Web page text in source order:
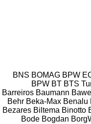
BNS BOMAG BPW
BPW BT BTS
Barreiros Baumann
Behr Beka-Max Benalu
Bezares Biltema Binotto
Bode Bogdan